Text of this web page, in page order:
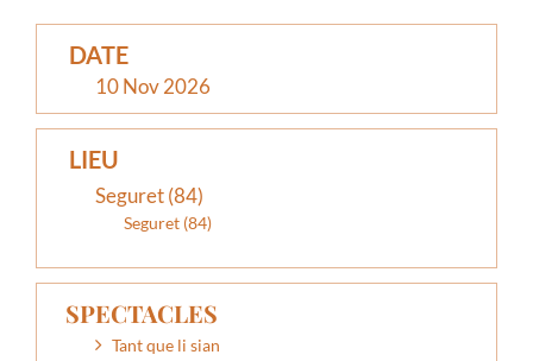
DATE
10 Nov 2026
LIEU
Seguret (84)
Seguret (84)
SPECTACLES
Tant que li sian